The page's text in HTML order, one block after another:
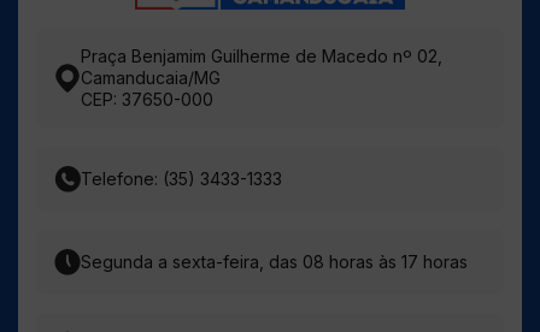
Praça Benjamim Guilherme de Macedo nº 02,
Camanducaia/MG
CEP: 37650-000
Telefone: (35) 3433-1333
Segunda a sexta-feira, das 08 horas às 17 horas